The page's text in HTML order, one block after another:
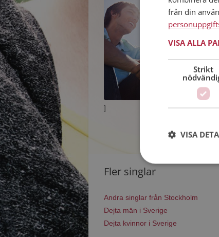
]
Fler singlar
Andra singlar från Stockholm
Dejta män i Sverige
Dejta kvinnor i Sverige
från din
VISA ALLA
Strikt
VISA